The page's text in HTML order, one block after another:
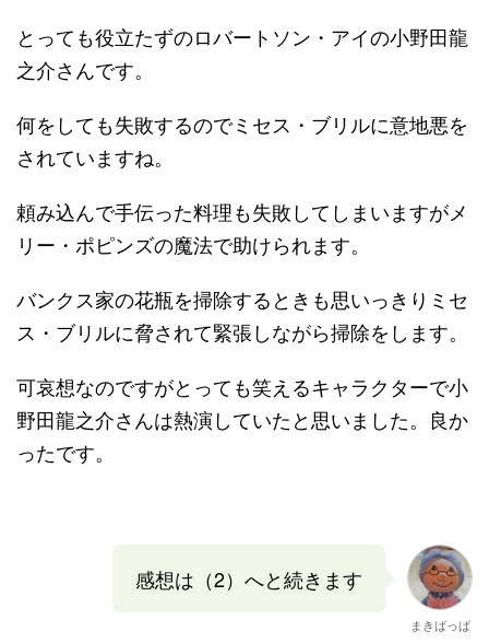
とっても役立たずのロバートソン・アイの小野田龍
之介さんです。
何をしても失敗するのでミセス・ブリルに意地悪を
されていますね。
頼み込んで手伝った料理も失敗してしまいますがメ
リー・ポピンズの魔法で助けられます。
バンクス家の花瓶を掃除するときも思いっきりミセ
ス・ブリルに脅されて緊張しながら掃除をします。
可哀想なのですがとっても笑えるキャラクターで小
野田龍之介さんは熱演していたと思いました。良か
ったです。
感想は（2）へと続きます
まきばっぱ